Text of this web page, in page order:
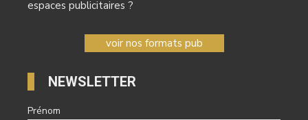
espaces publicitaires ?
voir nos formats pub
NEWSLETTER
Prénom